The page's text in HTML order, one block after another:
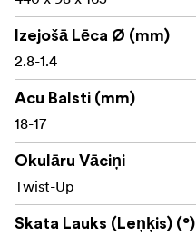
Rokasgrāmata
Objektīva pārsegs
Okulāra pārsegs
Izejošā Lēca Ø (mm)
2.8-1.4
Acu Balsti (mm)
18-17
Okulāru Vāciņi
Twist-Up
Skata Lauks (Leņķis) (°)